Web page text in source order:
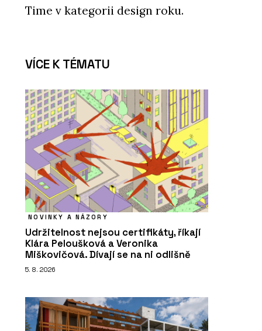
Time v kategorii design roku.
VÍCE K TÉMATU
NOVINKY A NÁZORY
Udržitelnost nejsou certifikáty, říkají
Klára Peloušková a Veronika
Miškovičová. Dívají se na ni odlišně
5. 8. 2026